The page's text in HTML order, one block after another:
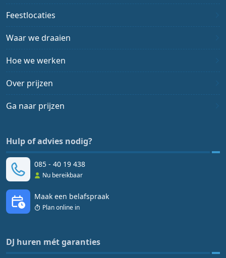
Feestlocaties
Waar we draaien
Hoe we werken
Over prijzen
Ga naar prijzen
Hulp of advies nodig?
085 - 40 19 438
Nu bereikbaar
Maak een belafspraak
Plan online in
DJ huren mét garanties